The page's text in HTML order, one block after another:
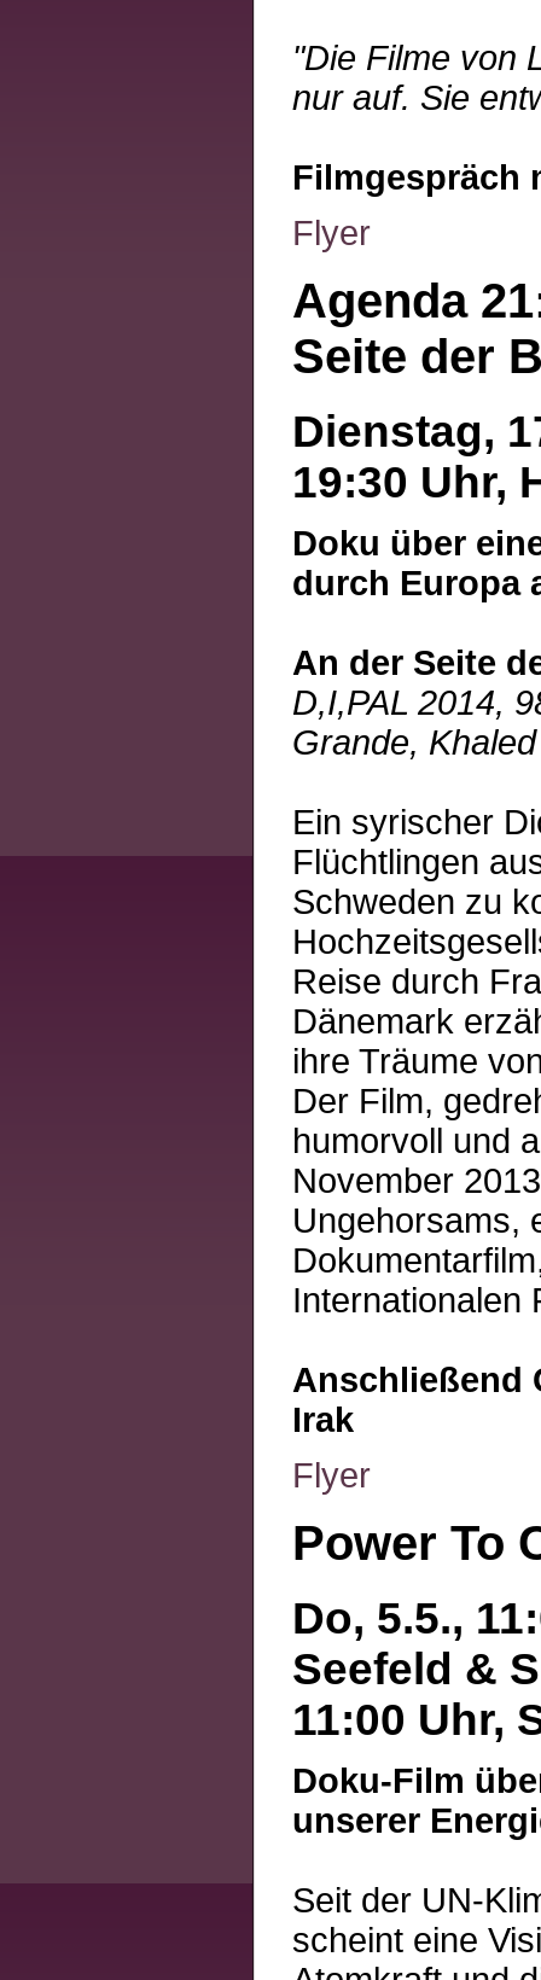
"Die Filme von
nur auf. Sie
Filmgespräch
Flyer
Agenda
Seite der
Dienstag,
19:30 Uhr,
Doku über
durch Europa
An der Seite
D,I,PAL 2014,
Grande,
Ein syrischer
Flüchtlingen
Schweden zu
Reise durch
Dänemark
ihre Träume
Der Film,
humorvoll und
November
Ungehorsams,
Internationalen
Anschließend
Irak
Flyer
Power To
Do, 5.5.,
Seefeld &
11:00 Uhr,
Doku-Film
unserer
Seit der UN-
scheint eine